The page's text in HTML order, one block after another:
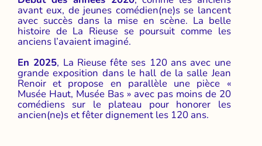
avant eux, de jeunes comédien(ne)s se lancent
avec succès dans la mise en scène. La belle
histoire de La Rieuse se poursuit comme les
anciens l’avaient imaginé.
En 2025, La Rieuse fête ses 120 ans avec une
grande exposition dans le hall de la salle Jean
Renoir et propose en parallèle une pièce «
Musée Haut, Musée Bas » avec pas moins de 20
comédiens sur le plateau pour honorer les
ancien(ne)s et fêter dignement les 120 ans.